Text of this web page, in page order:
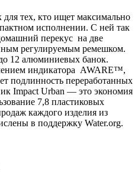
тех, кто ищет максимально
исполнении. С ней так
перекус на две
регулируемым ремешком.
12 алюминиевых банок.
индикатора AWARE™,
подлинность переработанных
Impact Urban — это экономия
7,8 пластиковых
каждого изделия из
в поддержку Water.org.